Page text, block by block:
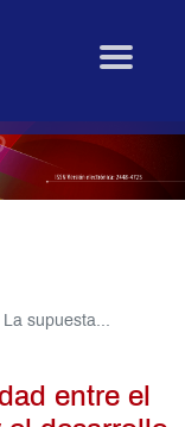
La supuesta...
entre el